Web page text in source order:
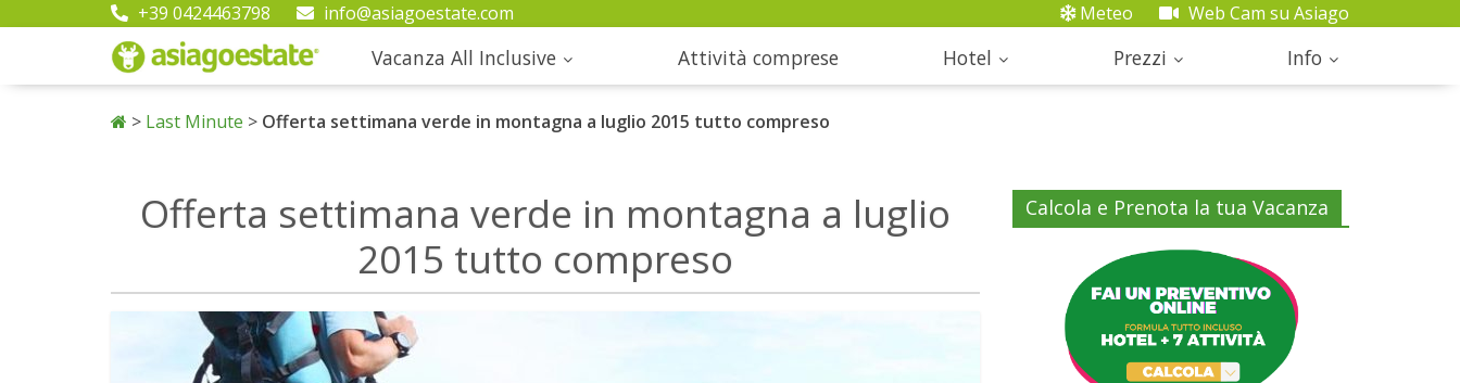
+39 0424463798 info@asiagoestate.com Meteo Web Cam su Asiago
Vacanza All Inclusive Attività comprese Hotel Prezzi Info
> Last Minute > Offerta settimana verde in montagna a luglio 2015 tutto compreso
Offerta settimana verde in montagna a luglio
2015 tutto compreso
Calcola e Prenota la tua Vacanza